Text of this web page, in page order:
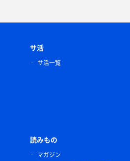
サ活
サ活一覧
読みもの
マガジン